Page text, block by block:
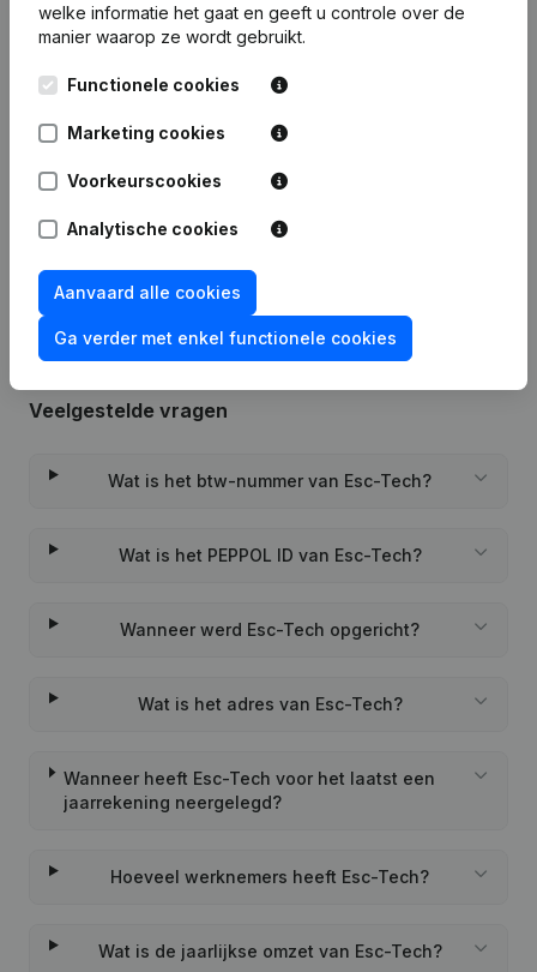
Publicaties
Datum Publicatie
Rubriek Oprichting (Nieuwe
enz...)
Veelgestelde vragen
Wat is het btw-nummer van Esc-Tech?
Wat is het PEPPOL ID van Esc-Tech?
Wanneer werd Esc-Tech opgericht?
Wat is het adres van Esc-Tech?
Wanneer heeft Esc-Tech voor het laatst een
jaarrekening neergelegd?
Hoeveel werknemers heeft Esc-Tech?
Wat is de jaarlijkse omzet van Esc-Tech?
welke informatie het gaat en geeft u controle over de
manier waarop ze wordt gebruikt.
Functionele cookies
Marketing cookies
Voorkeurscookies
Analytische cookies
Aanvaard alle cookies
Ga verder met enkel functionele cookies